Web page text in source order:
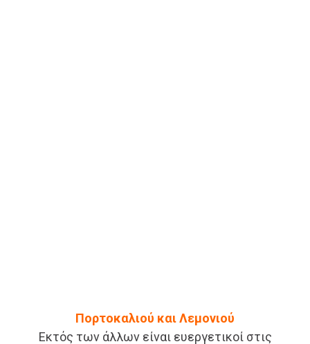
Πορτοκαλιού και Λεμονιού
Εκτός των άλλων είναι ευεργετικοί στις